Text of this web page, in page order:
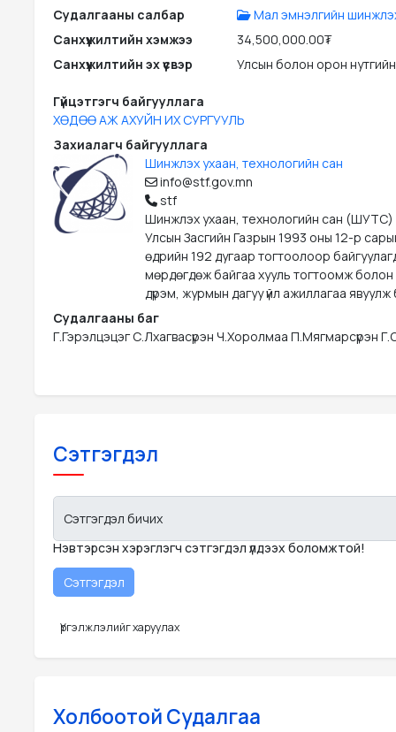
Судалгааны салбар
Мал эмнэлгийн
Санхүүжилтийн хэмжээ
34,500,000.00₮
Санхүүжилтийн эх үүсвэр
Улсын болон орон
Гүйцэтгэгч байгууллага
ХӨДӨӨ АЖ АХУЙН ИХ СУРГУУЛЬ
Захиалагч байгууллага
Шинжлэх ухаан, технологийн сан
info@stf.gov.mn
stf
Шинжлэх ухаан, технологийн сан
Улсын Засгийн Газрын 1993 оны 12-р
өдрийн 192 дугаар тогтоолоор
мөрдөгдөж байгаа хууль тогтоомж
дүрэм, журмын дагуу үйл ажиллагаа явуулж
Судалгааны баг
Г.Гэрэлцэцэг С.Лхагвасүрэн Ч.Хоролмаа П.Мягмарсүрэн
Сэтгэгдэл
Сэтгэгдэл бичих
Нэвтэрсэн хэрэглэгч сэтгэгдэл үлдээх боломжтой!
Үргэлжлэлийг харуулах
Холбоотой Судалгаа